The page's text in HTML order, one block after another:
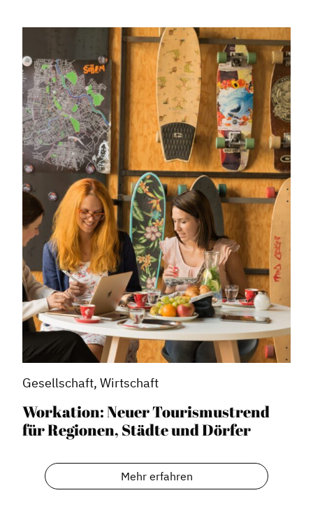
Gesellschaft, Wirtschaft
Workation: Neuer Tourismustrend
für Regionen, Städte und Dörfer
Mehr erfahren